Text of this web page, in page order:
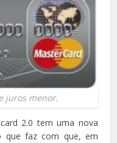
juros menor.
2.0 tem uma nova
que faz com que, em